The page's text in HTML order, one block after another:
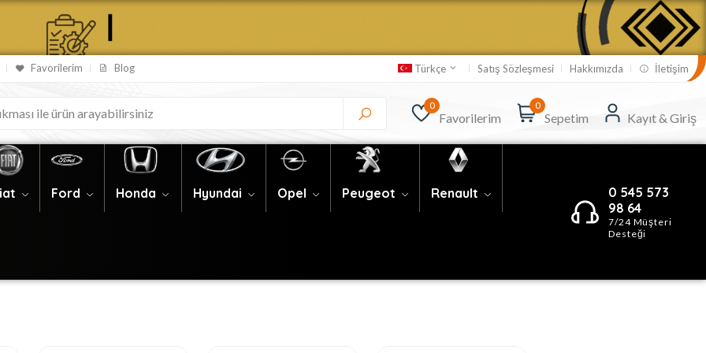
Favorilerim Blog Türkçe Satış Sözleşmesi Hakkımızda İletişim
0
Favorilerim
0
Sepetim Kayıt & Giriş
Ford Honda Hyundai Opel Peugeot Renault
0 545 573
98 64
7/24 Müşteri
Desteği